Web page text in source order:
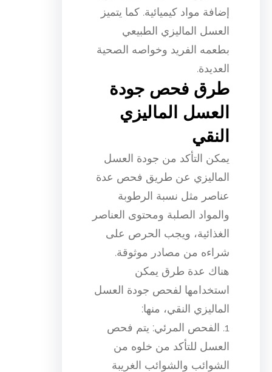
إضافة مواد كيميائية. كما يتميز
العسل الماليزي الطبيعي
بطعمه الفريد وخواصه الصحية
العديدة.
طرق فحص جودة
العسل الماليزي
النقي
يمكن التأكد من جودة العسل
الماليزي عن طريق فحص عدة
عناصر مثل نسبة الرطوبة
والمواد الصلبة ومحتوى العناصر
الغذائية، ويجب الحرص على
شراءه من مصادر موثوقة.
هناك عدة طرق يمكن
استخدامها لفحص جودة العسل
الماليزي النقي، منها:
1. الفحص المرئي: يتم فحص
العسل للتأكد من خلوه من
الشوائب والشوائب الغريبة